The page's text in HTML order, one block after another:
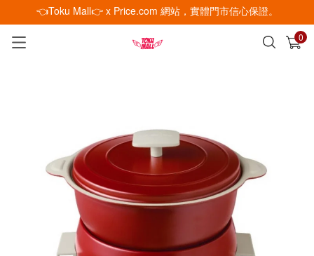
👈Toku Mall👉 x Price.com 網站，實體門市信心保證。
0
已加入購物車 查看